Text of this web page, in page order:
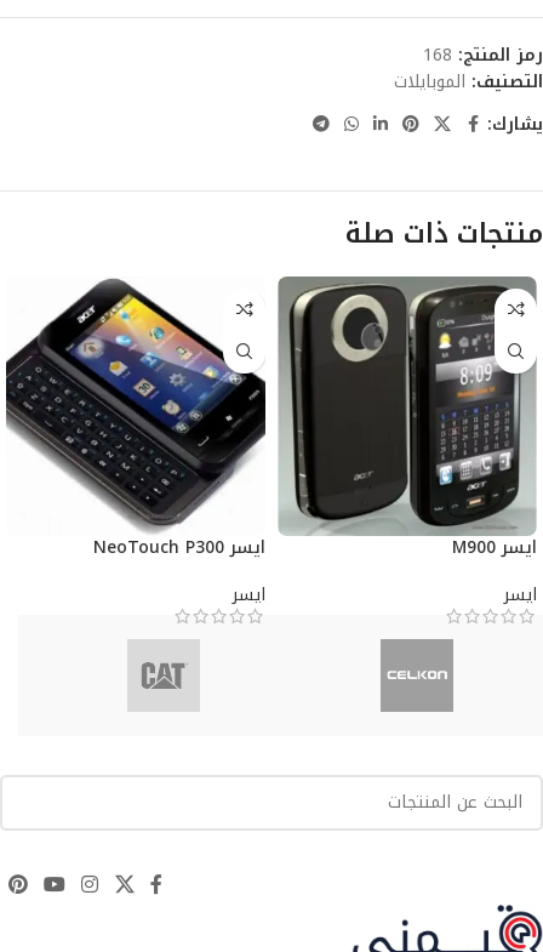
رمز المنتج: 168
التصنيف: الموبايلات
يشارك:
منتجات ذات صلة
ايسر M900
ايسر
ايسر NeoTouch P300
ايسر